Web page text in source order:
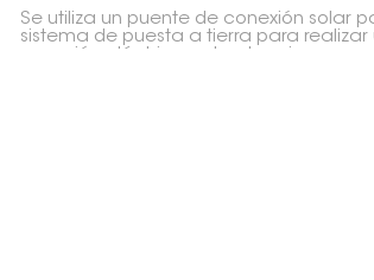
Se utiliza un puente de conexión solar
sistema de puesta a tierra para realizar